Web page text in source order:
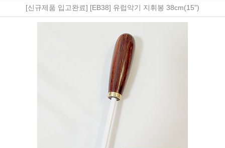
[신규제품 입고완료] [EB38] 유럽악기 지휘봉 38cm(15")